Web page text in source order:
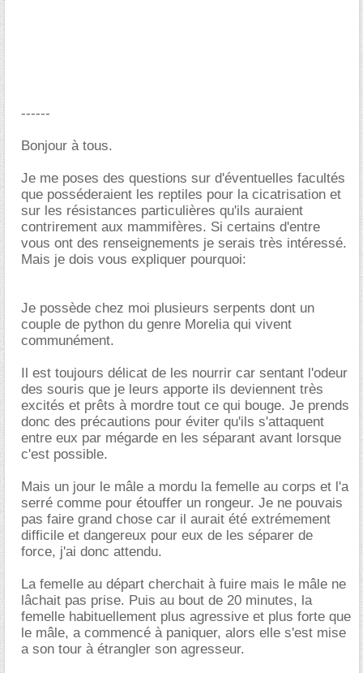
------
Bonjour à tous.
Je me poses des questions sur d'éventuelles facultés
que posséderaient les reptiles pour la cicatrisation et
sur les résistances particulières qu'ils auraient
contrirement aux mammifères. Si certains d'entre
vous ont des renseignements je serais très intéressé.
Mais je dois vous expliquer pourquoi:
Je possède chez moi plusieurs serpents dont un
couple de python du genre Morelia qui vivent
communément.
Il est toujours délicat de les nourrir car sentant l'odeur
des souris que je leurs apporte ils deviennent très
excités et prêts à mordre tout ce qui bouge. Je prends
donc des précautions pour éviter qu'ils s'attaquent
entre eux par mégarde en les séparant avant lorsque
c'est possible.
Mais un jour le mâle a mordu la femelle au corps et l'a
serré comme pour étouffer un rongeur. Je ne pouvais
pas faire grand chose car il aurait été extrémement
difficile et dangereux pour eux de les séparer de
force, j'ai donc attendu.
La femelle au départ cherchait à fuire mais le mâle ne
lâchait pas prise. Puis au bout de 20 minutes, la
femelle habituellement plus agressive et plus forte que
le mâle, a commencé à paniquer, alors elle s'est mise
a son tour à étrangler son agresseur.